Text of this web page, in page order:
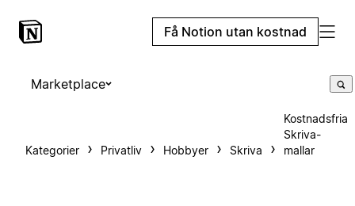
Få Notion utan kostnad
Marketplace
Kategorier Privatliv Hobbyer Skriva
Kostnadsfria
Skriva-
mallar